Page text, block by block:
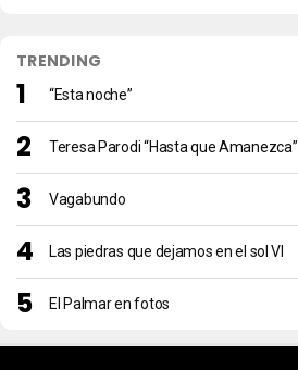
TRENDING
“Esta noche”
Teresa Parodi “Hasta que Amanezca”
Vagabundo
Las piedras que dejamos en el sol VI
El Palmar en fotos